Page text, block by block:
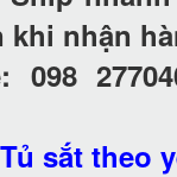
khi nhận
098
sắt theo